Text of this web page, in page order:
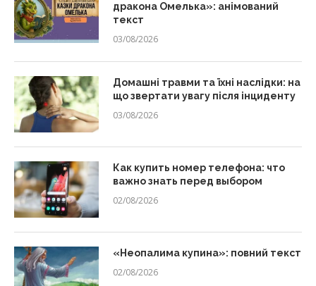
дракона Омелька»: анімований
текст
03/08/2026
Домашні травми та їхні наслідки: на
що звертати увагу після інциденту
03/08/2026
Как купить номер телефона: что
важно знать перед выбором
02/08/2026
«Неопалима купина»: повний текст
02/08/2026